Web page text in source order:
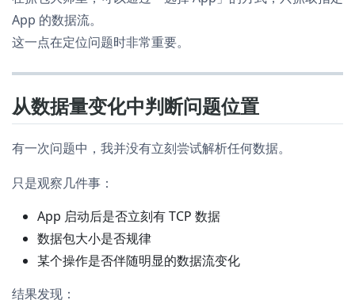
App 的数据流。
这一点在定位问题时非常重要。
从数据量变化中判断问题位置
有一次问题中，我并没有立刻尝试解析任何数据。
只是观察几件事：
App 启动后是否立刻有 TCP 数据
数据包大小是否规律
某个操作是否伴随明显的数据流变化
结果发现：